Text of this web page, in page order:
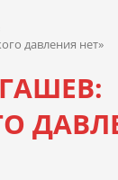
давления нет»